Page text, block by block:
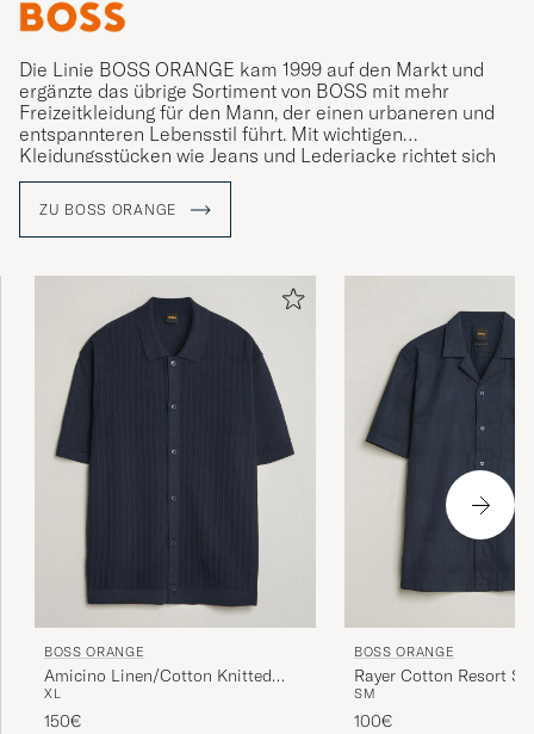
Die Linie BOSS ORANGE kam 1999 auf den Markt und
ergänzte das übrige Sortiment von BOSS mit mehr
Freizeitkleidung für den Mann, der einen urbaneren und
entspannteren Lebensstil führt. Mit wichtigen
Kleidungsstücken wie Jeans und Lederjacke richtet sich
die Kollektion an den Mann, der sich jünger fühlt und
einen individuellen und frei denkenden Stil ausdrücken
möchte.
ZU BOSS ORANGE
BOSS ORANGE
Amicino Linen/Cotton Knitted
Shirt Dark Blue
XL
150€
BOSS ORANGE
Rayer Cotton Resort
Blue
SM
100€